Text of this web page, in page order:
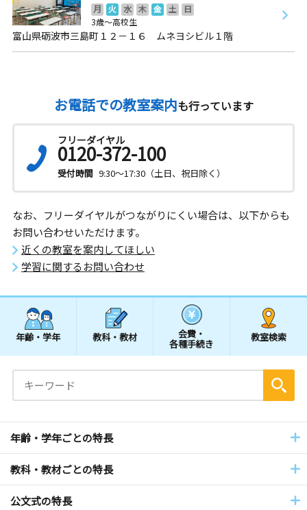
月 火 水 木 金 土
日
3歳～高校生
富山県砺波市三島町１２－１６ ムネヨシビル１階
お電話での教室案内も行っています
フリーダイヤル
0120-372-100
受付時間 9:30～17:30（土日、祝日除く）
なお、フリーダイヤルがつながりにくい場合は、以下からも
お問い合わせいただけます。
近くの教室を案内してほしい
学習に関するお問い合わせ
年齢・学年 教科・教材 会費・
各種手続き
教室検索
年齢・学年ごとの特長
教科・教材ごとの特長
公文式の特長